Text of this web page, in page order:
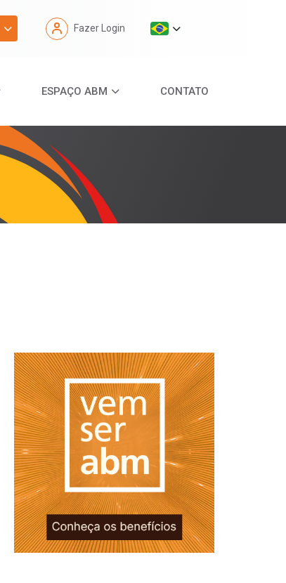
Fazer Login
ESPAÇO ABM CONTATO